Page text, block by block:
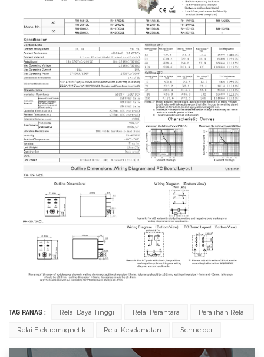
TAG PANAS : Relai Daya Tinggi Relai Perantara Peralihan Relai
Relai Elektromagnetik Relai Keselamatan Schneider